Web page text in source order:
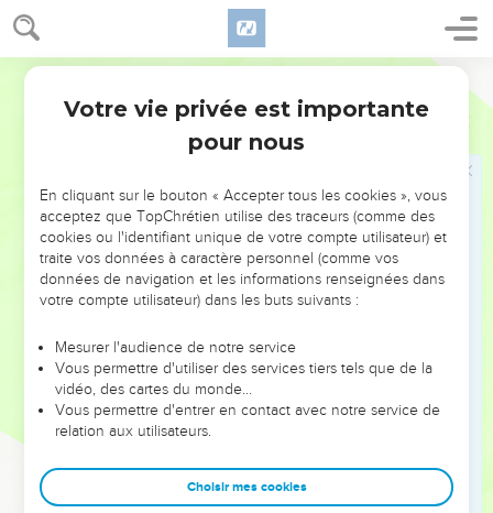
Proverbes 2
12 et ainsi tu seras délivré de la voie du mal, de l'homme qui
marcher dans des chemins ténébreux,
qui éprouvent de la joie à faire le mal, qui mettent leur
qui suivent des sentiers tortueux et des routes pleines de
détours.
Tu seras délivré de la femme étrangère, de l'inconnue au
discours flatteur
de son Dieu.
En effet, sa maison penche vers la mort et sa route conduit
vers les défunts :
aucun de ceux qui vont vers elle ne revient ni ne retrouve
les sentiers de la vie.
Tu marcheras ainsi sur la voie des hommes de bien, tu
Votre vie privée est importante
pour nous
En cliquant sur le bouton « Accepter tous les cookies », vous
acceptez que TopChrétien utilise des traceurs (comme des
cookies ou l'identifiant unique de votre compte utilisateur) et
traite vos données à caractère personnel (comme vos
données de navigation et les informations renseignées dans
votre compte utilisateur) dans les buts suivants :
Mesurer l'audience de notre service
Vous permettre d'utiliser des services tiers tels que de la
vidéo, des cartes du monde…
Vous permettre d'entrer en contact avec notre service de
relation aux utilisateurs.
Choisir mes cookies